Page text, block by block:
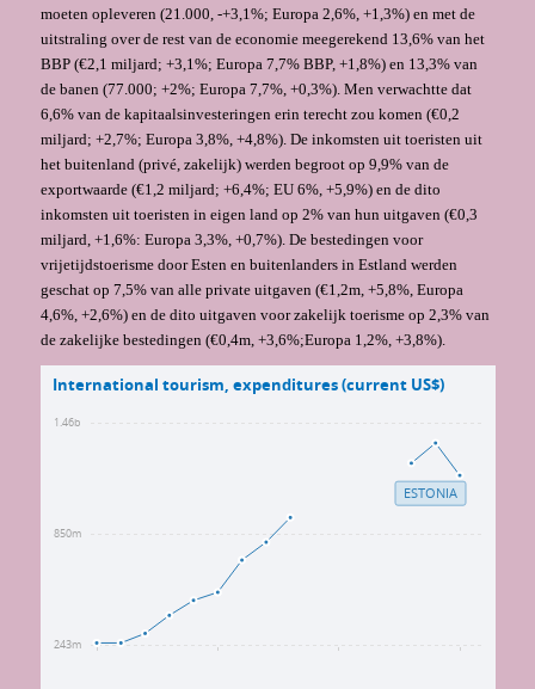
moeten opleveren (21.000, -+3,1%; Europa 2,6%, +1,3%) en met de
uitstraling over de rest van de economie meegerekend 13,6% van het
BBP (€2,1 miljard; +3,1%; Europa 7,7% BBP, +1,8%) en 13,3% van
de banen (77.000; +2%; Europa 7,7%, +0,3%). Men verwachtte dat
6,6% van de kapitaalsinvesteringen erin terecht zou komen (€0,2
miljard; +2,7%; Europa 3,8%, +4,8%). De inkomsten uit toeristen uit
het buitenland (privé, zakelijk) werden begroot op 9,9% van de
exportwaarde (€1,2 miljard; +6,4%; EU 6%, +5,9%) en de dito
inkomsten uit toeristen in eigen land op 2% van hun uitgaven (€0,3
miljard, +1,6%: Europa 3,3%, +0,7%). De bestedingen voor
vrijetijdstoerisme door Esten en buitenlanders in Estland werden
geschat op 7,5% van alle private uitgaven (€1,2m, +5,8%, Europa
4,6%, +2,6%) en de dito uitgaven voor zakelijk toerisme op 2,3% van
de zakelijke bestedingen (€0,4m, +3,6%;Europa 1,2%, +3,8%).